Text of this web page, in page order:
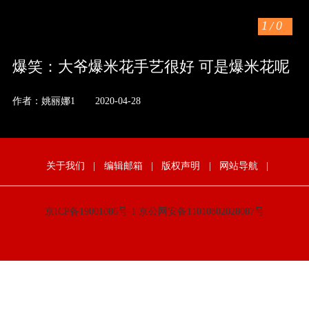
1 /0
爆笑：大爷爆米花手艺很好 可是爆米花呢
作者：姚丽娜1 2020-04-28
关于我们 | 编辑邮箱 | 版权声明 | 网站导航 |
京ICP备19001086号-1 京公网安备11010802028087号